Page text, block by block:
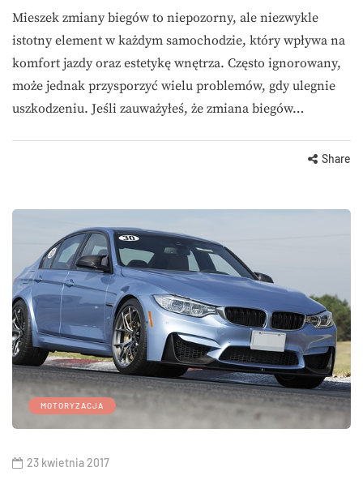
Mieszek zmiany biegów to niepozorny, ale niezwykle
istotny element w każdym samochodzie, który wpływa na
komfort jazdy oraz estetykę wnętrza. Często ignorowany,
może jednak przysporzyć wielu problemów, gdy ulegnie
uszkodzeniu. Jeśli zauważyłeś, że zmiana biegów…
Share
MOTORYZACJA
23 kwietnia 2017